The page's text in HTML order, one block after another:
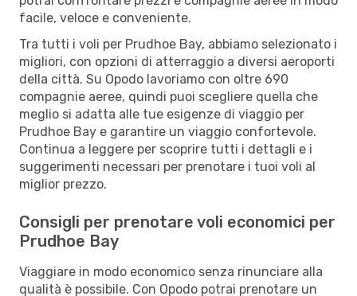
facile, veloce e conveniente.
Tra tutti i voli per Prudhoe Bay, abbiamo selezionato i
migliori, con opzioni di atterraggio a diversi aeroporti
della città. Su Opodo lavoriamo con oltre 690
compagnie aeree, quindi puoi scegliere quella che
meglio si adatta alle tue esigenze di viaggio per
Prudhoe Bay e garantire un viaggio confortevole.
Continua a leggere per scoprire tutti i dettagli e i
suggerimenti necessari per prenotare i tuoi voli al
miglior prezzo.
Consigli per prenotare voli economici per
Prudhoe Bay
Viaggiare in modo economico senza rinunciare alla
qualità è possibile. Con Opodo potrai prenotare un